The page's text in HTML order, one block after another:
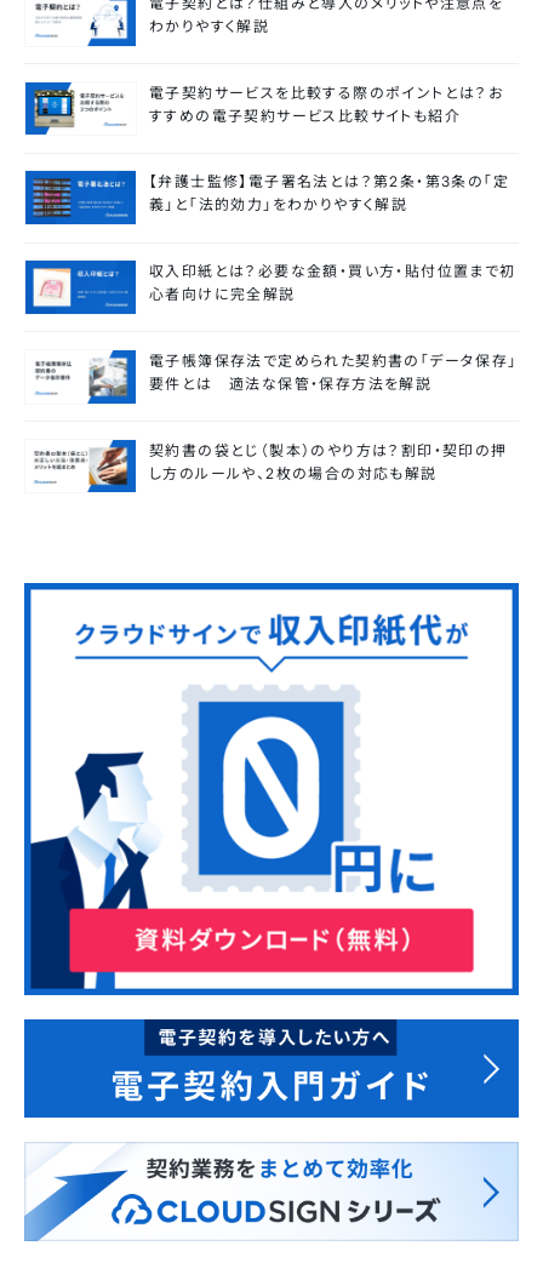
わかりやすく解説
電子契約サービスを比較する際のポイントとは？お
すすめの電子契約サービス比較サイトも紹介
【弁護士監修】電子署名法とは？第2条・第3条の「定
義」と「法的効力」をわかりやすく解説
収入印紙とは？必要な金額・買い方・貼付位置まで初
心者向けに完全解説
電子帳簿保存法で定められた契約書の「データ保存」
要件とは 適法な保管・保存方法を解説
契約書の袋とじ（製本）のやり方は？割印・契印の押
し方のルールや、2枚の場合の対応も解説